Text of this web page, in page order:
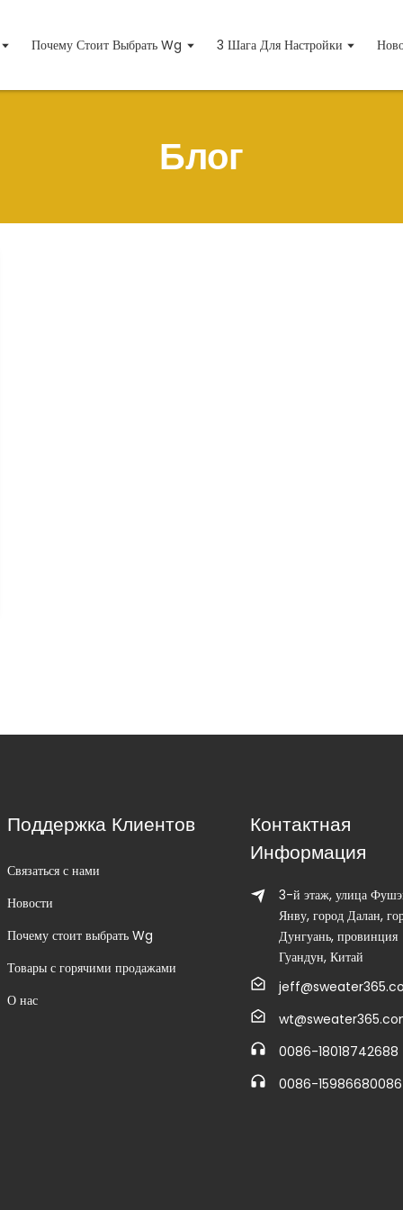
Почему Стоит Выбрать Wg 3 Шага Для Настройки
Блог
Поддержка Клиентов
Связаться с нами
Новости
Почему стоит выбрать Wg
Товары с горячими продажами
О нас
Контактная
Информация
3-й этаж, улица
Янву, город Далан,
Дунгуань, провинция
Гуандун, Китай
0086-18018742688
0086-15986680086